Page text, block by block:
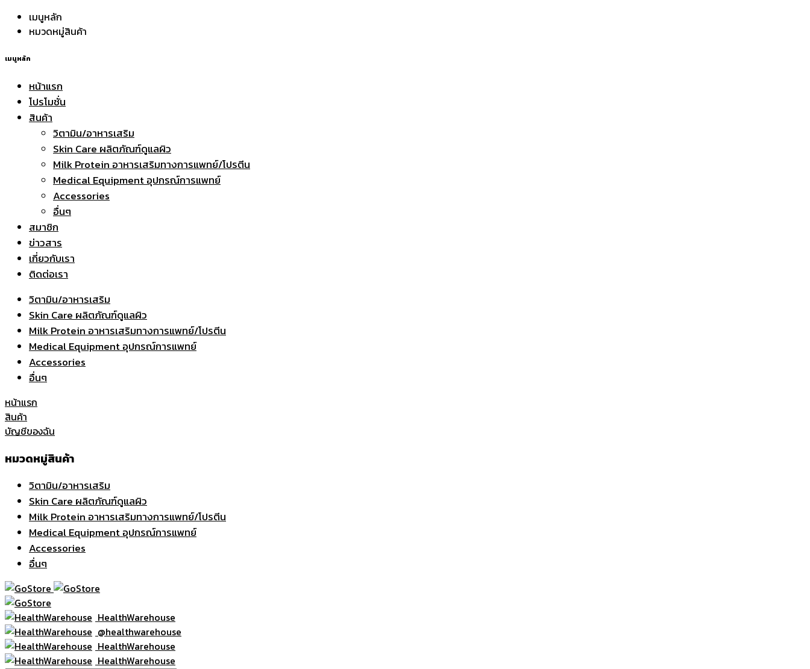
เมนูหลัก
หมวดหมู่สินค้า
เมนูหลัก
หน้าแรก
โปรโมชั่น
สินค้า
วิตามิน/อาหารเสริม
Skin Care ผลิตภัณฑ์ดูแลผิว
Milk Protein อาหารเสริมทางการแพทย์/โปรตีน
Medical Equipment อุปกรณ์การแพทย์
Accessories
อื่นๆ
สมาชิก
ข่าวสาร
เกี่ยวกับเรา
ติดต่อเรา
วิตามิน/อาหารเสริม
Skin Care ผลิตภัณฑ์ดูแลผิว
Milk Protein อาหารเสริมทางการแพทย์/โปรตีน
Medical Equipment อุปกรณ์การแพทย์
Accessories
อื่นๆ
หน้าแรก
สินค้า
บัญชีของฉัน
หมวดหมู่สินค้า
วิตามิน/อาหารเสริม
Skin Care ผลิตภัณฑ์ดูแลผิว
Milk Protein อาหารเสริมทางการแพทย์/โปรตีน
Medical Equipment อุปกรณ์การแพทย์
Accessories
อื่นๆ
HealthWarehouse
@healthwarehouse
HealthWarehouse
HealthWarehouse